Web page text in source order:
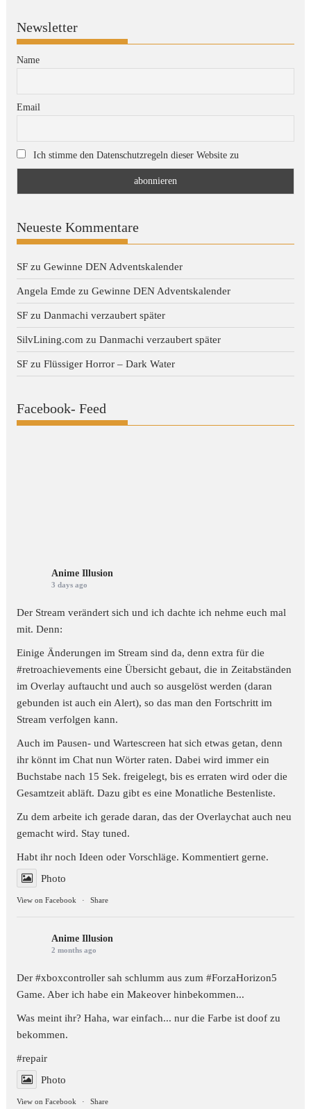
Newsletter
Name
Email
Ich stimme den Datenschutzregeln dieser Website zu
Neueste Kommentare
SF zuGewinne DEN Adventskalender
Angela Emde zuGewinne DEN Adventskalender
SF zuDanmachi verzaubert später
SilvLining.com zuDanmachi verzaubert später
SF zuFlüssiger Horror – Dark Water
Facebook- Feed
Anime Illusion
3 days ago
Der Stream verändert sich und ich dachte ich nehme euch mal
mit. Denn:
Einige Änderungen im Stream sind da, denn extra für die
#retroachievements eine Übersicht gebaut, die in Zeitabständen
im Overlay auftaucht und auch so ausgelöst werden (daran
gebunden ist auch ein Alert), so das man den Fortschritt im
Stream verfolgen kann.
Auch im Pausen- und Wartescreen hat sich etwas getan, denn
ihr könnt im Chat nun Wörter raten. Dabei wird immer ein
Buchstabe nach 15 Sek. freigelegt, bis es erraten wird oder die
Gesamtzeit abläft. Dazu gibt es eine Monatliche Bestenliste.
Zu dem arbeite ich gerade daran, das der Overlaychat auch neu
gemacht wird. Stay tuned.
Habt ihr noch Ideen oder Vorschläge. Kommentiert gerne.
Photo
View on Facebook · Share
Anime Illusion
2 months ago
Der #xboxcontroller sah schlumm aus zum#ForzaHorizon5
Game. Aber ich habe ein Makeover hinbekommen...
Was meint ihr? Haha, war einfach... nur die Farbe ist doof zu
bekommen.
#repair
Photo
View on Facebook · Share